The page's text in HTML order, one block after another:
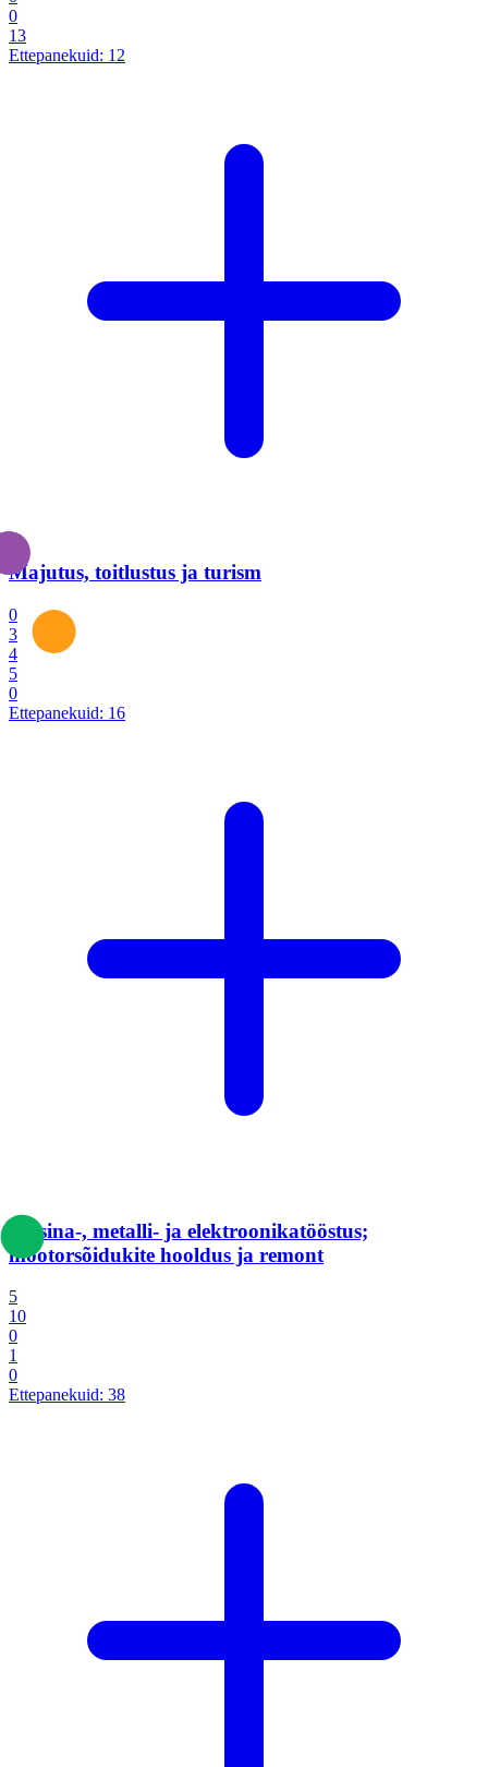
0
13
Ettepanekuid: 12
Majutus, toitlustus ja turism
0
3
4
5
0
Ettepanekuid: 16
Masina-, metalli- ja elektroonikatööstus;
mootorsõidukite hooldus ja remont
5
10
0
1
0
Ettepanekuid: 38